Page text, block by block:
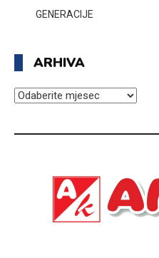
GENERACIJE
ARHIVA
ARHIVA